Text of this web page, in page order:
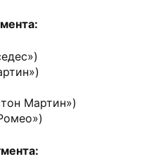
Мартин»)